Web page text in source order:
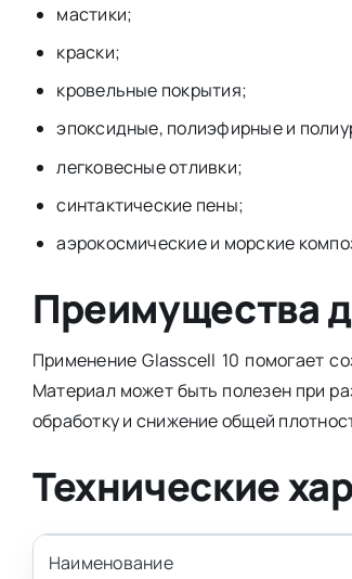
мастики;
краски;
кровельные покрытия;
эпоксидные, полиэфирные и
легковесные отливки;
синтактические пены;
аэрокосмические и морские
Преимущества
Применение Glasscell 10 помогает
Материал может быть полезен при
обработку и снижение общей
Технические
Наименование